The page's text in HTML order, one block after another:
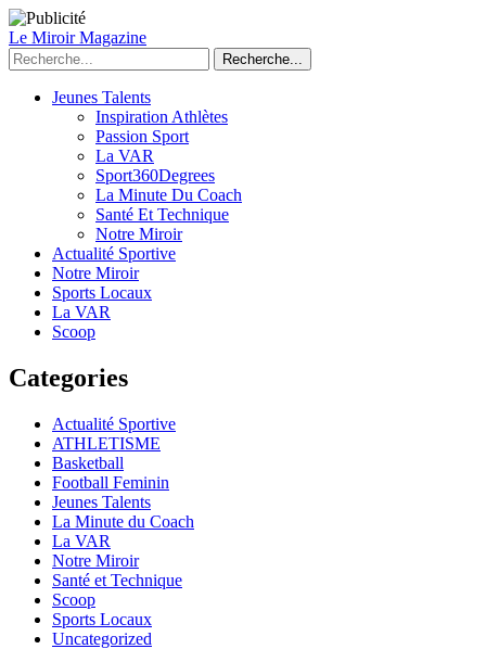
Le Miroir Magazine
Recherche...
Jeunes Talents
Inspiration Athlètes
Passion Sport
La VAR
Sport360Degrees
La Minute Du Coach
Santé Et Technique
Notre Miroir
Actualité Sportive
Notre Miroir
Sports Locaux
La VAR
Scoop
Categories
Actualité Sportive
ATHLETISME
Basketball
Football Feminin
Jeunes Talents
La Minute du Coach
La VAR
Notre Miroir
Santé et Technique
Scoop
Sports Locaux
Uncategorized